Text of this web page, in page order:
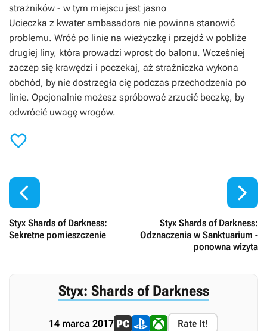
strażników - w tym miejscu jest jasno
Ucieczka z kwater ambasadora nie powinna stanowić
problemu. Wróć po linie na wieżyczkę i przejdź w pobliże
drugiej liny, która prowadzi wprost do balonu. Wcześniej
zaczep się krawędzi i poczekaj, aż strażniczka wykona
obchód, by nie dostrzegła cię podczas przechodzenia po
linie. Opcjonalnie możesz spróbować zrzucić beczkę, by
odwrócić uwagę wrogów.


Styx Shards of Darkness:
Sekretne pomieszczenie
Styx Shards of Darkness:
Odznaczenia w Sanktuarium -
ponowna wizyta

Styx: Shards of Darkness
14 marca 2017 Rate It!